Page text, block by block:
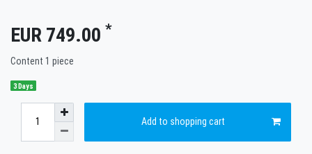
EUR 749.00 *
Content 1 piece
3 Days
Add to shopping cart